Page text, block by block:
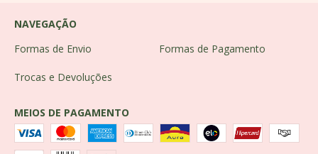
NAVEGAÇÃO
Formas de Envio
Formas de Pagamento
Trocas e Devoluções
MEIOS DE PAGAMENTO